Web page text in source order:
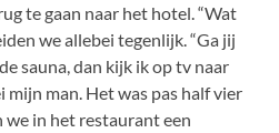
te gaan naar het hotel. “Wat
we allebei tegenlijk. “Ga jij
sauna, dan kijk ik op tv naar
mijn man. Het was pas half vier
we in het restaurant een